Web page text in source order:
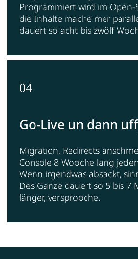
Programmiert wird im Open-
die Inhalte mache mer
dauert so acht bis zwölf
04
Go-Live un dann
Migration, Redirects
Console 8 Wooche lang
Wenn irgendwas absackt,
Des Ganze dauert so 5 bis 7
länger, versprooche.